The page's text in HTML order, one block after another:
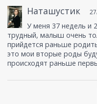
Наташустик
У меня 37 недель и
трудный, малыш очень
прийдется раньше
это мои вторые роды
происходят раньше